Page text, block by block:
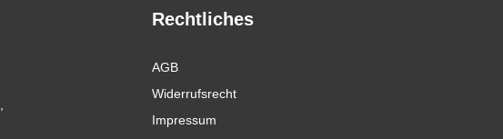
Rechtliches
AGB
Widerrufsrecht
Impressum